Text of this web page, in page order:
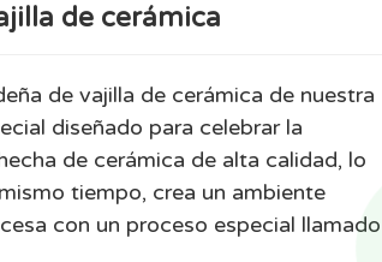
de cerámica
de vajilla de cerámica de nuestra
diseñado para celebrar la
de cerámica de alta calidad, lo
tiempo, crea un ambiente
con un proceso especial llamado